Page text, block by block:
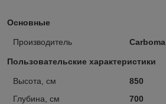
Основные
Производитель Carboma
Пользовательские характеристики
Высота, см
850
Глубина, см
700